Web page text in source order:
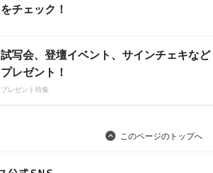
をチェック！
試写会、登壇イベント、サインチェキなど
プレゼント！
プレゼント特集
このページのトップへ